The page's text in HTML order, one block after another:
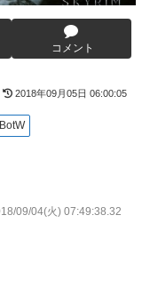
てみた…みんなこれわ
で最強の新能力を登場
タ 第123話「なぜな
ｗｗｗｗｗｗｗｗｗ
論わかるよ
コメント
2018年09月05日 06:00:05
09/04(火) 07:49:38.32